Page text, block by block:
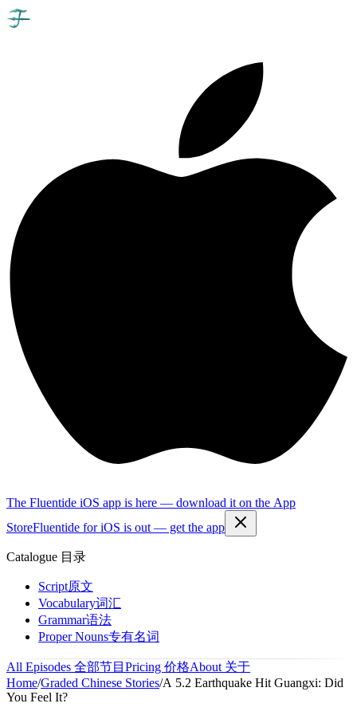
The Fluentide iOS app is here — download it on the App
StoreFluentide for iOS is out — get the app
Catalogue 目录
Script原文
Vocabulary词汇
Grammar语法
Proper Nouns专有名词
All Episodes 全部节目 Pricing 价格About 关于
Home/Graded Chinese Stories/A 5.2 Earthquake Hit Guangxi: Did
You Feel It?